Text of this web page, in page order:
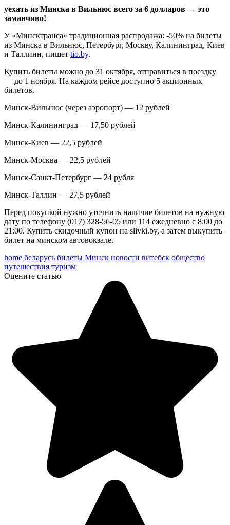
уехать из Минска в Вильнюс всего за 6 долларов — это
заманчиво!
У «Минсктранса» традиционная распродажа: -50% на билеты
из Минска в Вильнюс, Петербург, Москву, Калининград, Киев
и Таллинн, пишет tio.by.
Купить билеты можно до 31 октября, отправиться в поездку
— до 1 ноября. На каждом рейсе доступно 5 акционных
билетов.
Минск-Вильнюс (через аэропорт) — 12 рублей
Минск-Калининград — 17,50 рублей
Минск-Киев — 22,5 рублей
Минск-Москва — 22,5 рублей
Минск-Санкт-Петербург — 24 рубля
Минск-Таллин — 27,5 рублей
Перед покупкой нужно уточнить наличие билетов на нужную
дату по телефону (017) 328-56-05 или 114 ежедневно с 8:00 до
21:00. Купить скидочный купон на slivki.by, а затем выкупить
билет на минском автовокзале.
home беларусь билеты Минск новости витебск общество
путешествия туризм
Оцените статью